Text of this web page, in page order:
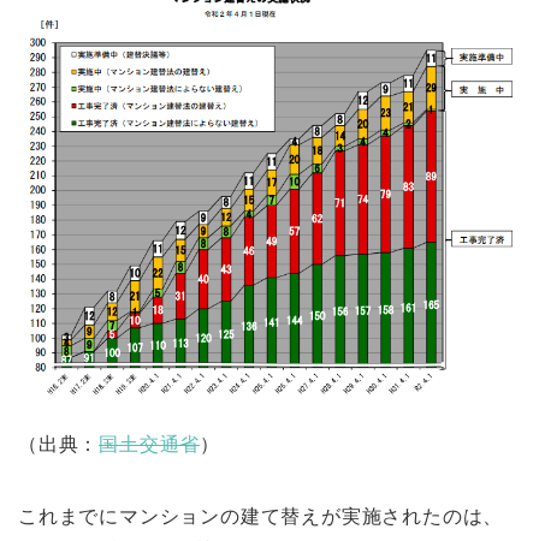
（出典：国土交通省）
これまでにマンションの建て替えが実施されたのは、